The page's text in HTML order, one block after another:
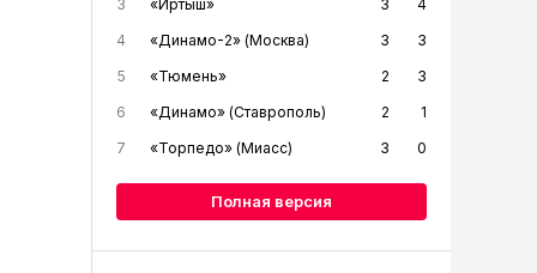
3
«Иртыш» 3
4
4
«Динамо-2» (Москва) 3
3
5
«Тюмень» 2
3
6
«Динамо» (Ставрополь) 2
1
7
«Торпедо» (Миасс) 3 0
Полная версия